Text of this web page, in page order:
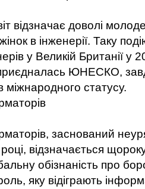
відзначає доволі
в інженерії. Таку
у Великій Британії у
приєдналась ЮНЕСКО,
міжнародного статусу.
заснований
відзначається
обізнаність про
яку відіграють